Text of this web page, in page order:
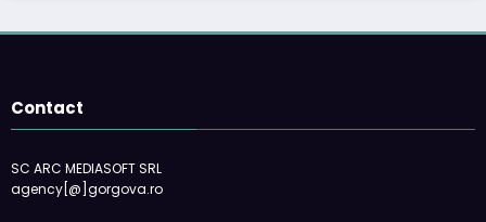
Contact
SC ARC MEDIASOFT SRL
agency[@]gorgova.ro